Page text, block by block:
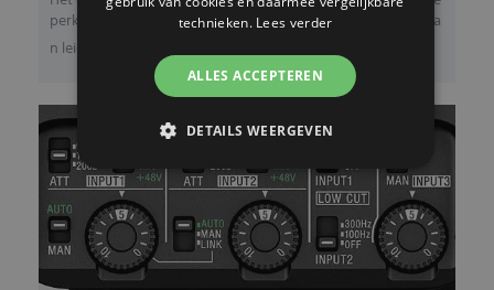
perkt laagfrequente ruis, die tot een lage geluidskwaliteit ka
n leiden, effectief tot een min...
technieken. Lees verder
ALLES ACCEPTEREN
DETAILS WEERGEVEN